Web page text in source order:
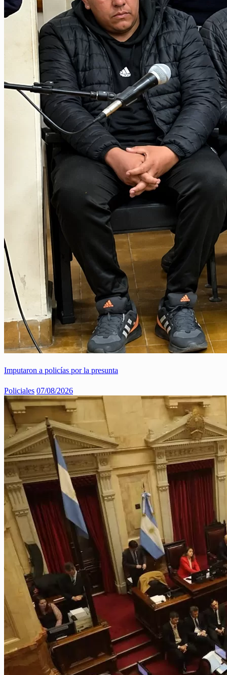
Imputaron a policías por la presunta
Policiales 07/08/2026